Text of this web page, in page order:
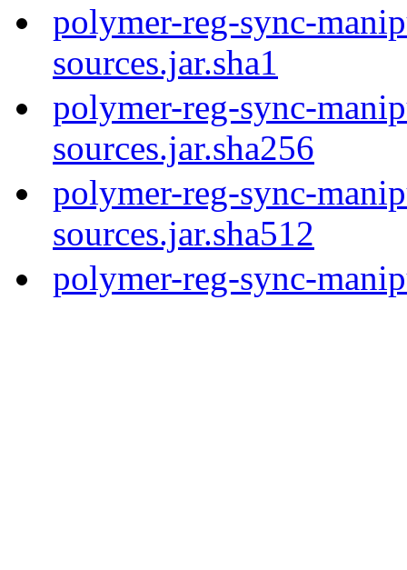
polymer-reg-sync-
sources.jar.sha1
polymer-reg-sync-
sources.jar.sha256
polymer-reg-sync-
sources.jar.sha512
polymer-reg-sync-